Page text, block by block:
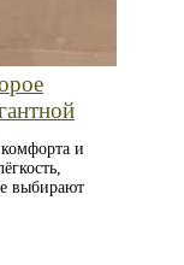
и
выбирают